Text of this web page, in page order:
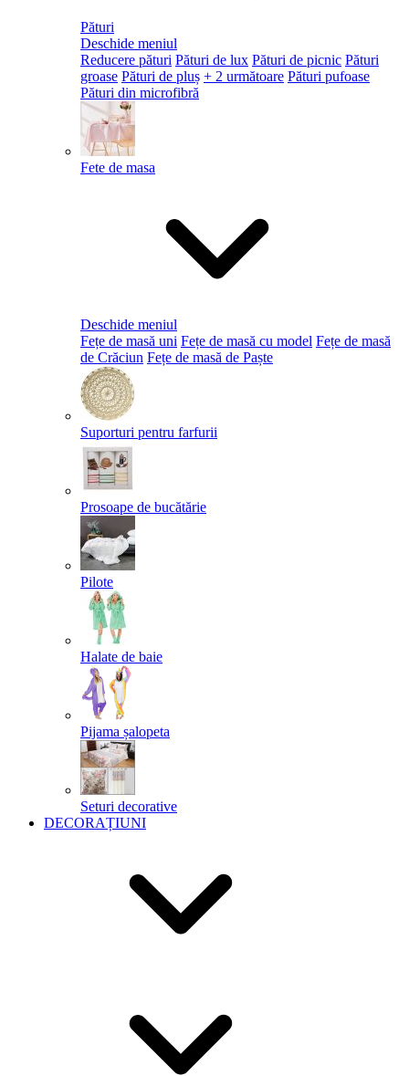
Pături
Deschide meniul
Reducere pături Pături de lux Pături de picnic Pături
groase Pături de pluș + 2 următoare Pături pufoase
Pături din microfibră
Fete de masa
Deschide meniul
Fețe de masă uni Fețe de masă cu model Fețe de masă
de Crăciun Fețe de masă de Paște​
Suporturi pentru farfurii
Prosoape de bucătărie
Pilote
Halate de baie
Pijama șalopeta
Seturi decorative
DECORAȚIUNI